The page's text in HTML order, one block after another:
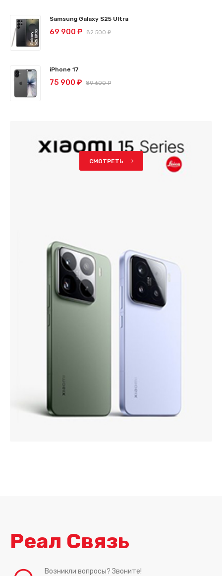
Samsung Galaxy S25 Ultra
69 900 ₽ 82 500 ₽
iPhone 17
75 900 ₽ 89 600 ₽
СМОТРЕТЬ
Реал Связь
Возникли вопросы? Звоните!